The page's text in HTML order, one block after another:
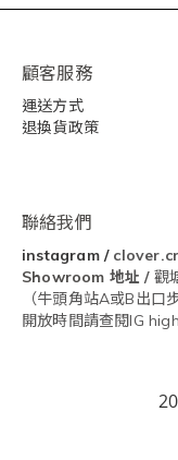
顧客服務
運送方式
退換貨政策
聯絡我們
instagram/
Showroom 地址 / 觀
（牛頭角站A或B出口
開放時間請查閱IG